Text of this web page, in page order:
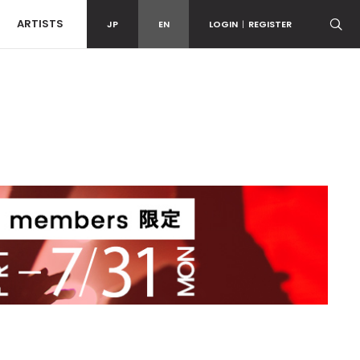
ARTISTS JP EN LOGIN | REGISTER